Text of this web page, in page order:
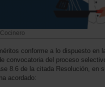
conforme a lo dispuesto en
convocatoria del proceso
8.6 de la citada Resolución, en
acordado: